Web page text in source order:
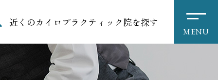
近くのカイロプラクティック院を探す
MENU